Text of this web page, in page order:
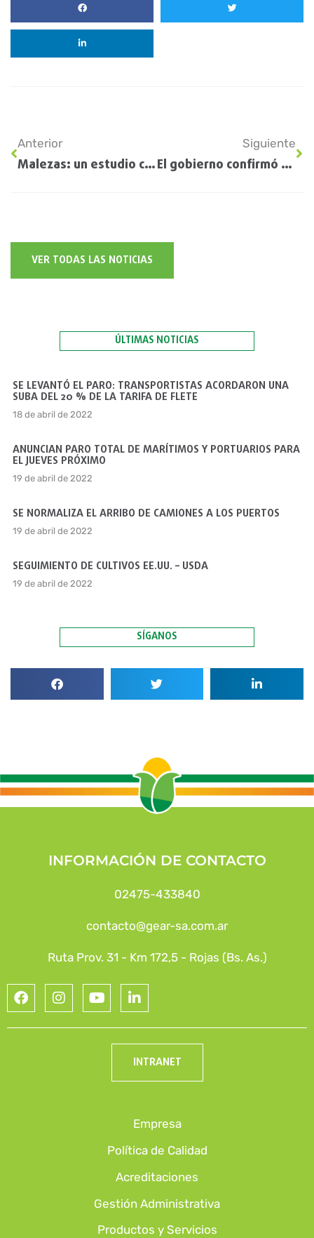
Anterior
Malezas: un estudio científico comprobó que las labranzas “ocasionales” son un falso remedio
Siguiente
El gobierno confirmó que le quitará la autarquía al Inta
VER TODAS LAS NOTICIAS
ÚLTIMAS NOTICIAS
SE LEVANTÓ EL PARO: TRANSPORTISTAS ACORDARON UNA
SUBA DEL 20 % DE LA TARIFA DE FLETE
18 de abril de 2022
ANUNCIAN PARO TOTAL DE MARÍTIMOS Y PORTUARIOS PARA
EL JUEVES PRÓXIMO
19 de abril de 2022
SE NORMALIZA EL ARRIBO DE CAMIONES A LOS PUERTOS
19 de abril de 2022
SEGUIMIENTO DE CULTIVOS EE.UU. – USDA
19 de abril de 2022
SÍGANOS
INFORMACIÓN DE CONTACTO
02475-433840
contacto@gear-sa.com.ar
Ruta Prov. 31 - Km 172,5 - Rojas (Bs. As.)
INTRANET
Empresa
Política de Calidad
Acreditaciones
Gestión Administrativa
Productos y Servicios